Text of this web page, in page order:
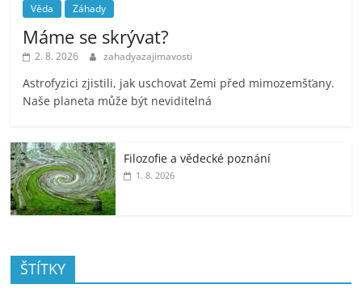
Věda Záhady
Máme se skrývat?
2. 8. 2026 zahadyazajimavosti
Astrofyzici zjistili, jak uschovat Zemi před mimozemšťany.
Naše planeta může být neviditelná
Filozofie a vědecké poznání
1. 8. 2026
ŠTÍTKY